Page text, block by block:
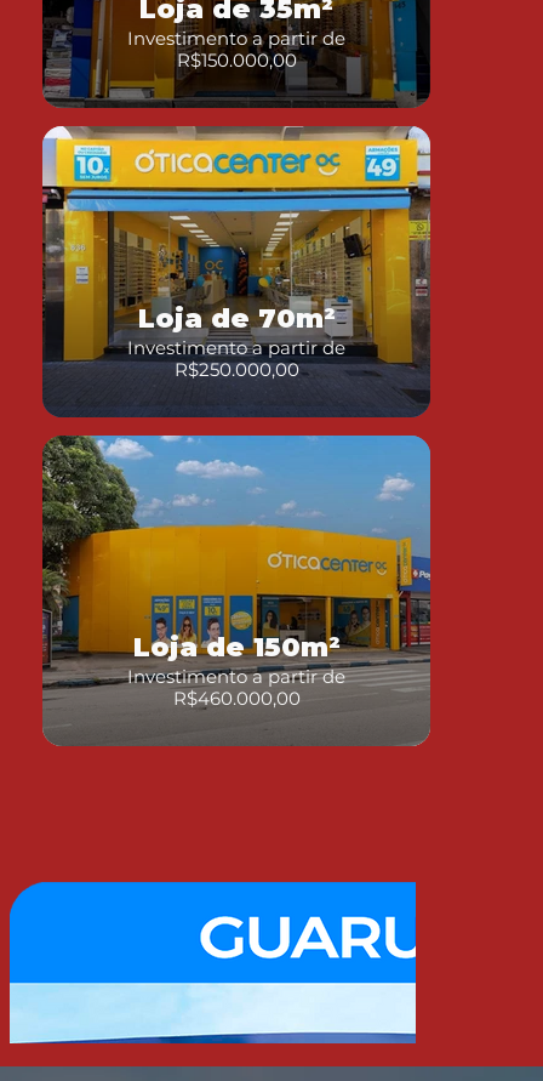
Loja de 35m²
Investimento a partir de
R$150.000,00
Loja de 70m²
Investimento a partir de
R$250.000,00
Loja de 150m²
Investimento a partir de
R$460.000,00